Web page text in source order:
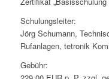
Schulungsleiter:
Jörg Schumann,
Rufanlagen, tetronik
Gebühr: